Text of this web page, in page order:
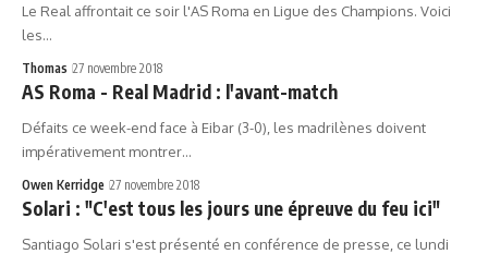
Le Real affrontait ce soir l'AS Roma en Ligue des Champions. Voici
les…
Thomas 27 novembre 2018
AS Roma - Real Madrid : l'avant-match
Défaits ce week-end face à Eibar (3-0), les madrilènes doivent
impérativement montrer…
Owen Kerridge 27 novembre 2018
Solari : "C'est tous les jours une épreuve du feu ici"
Santiago Solari s'est présenté en conférence de presse, ce lundi